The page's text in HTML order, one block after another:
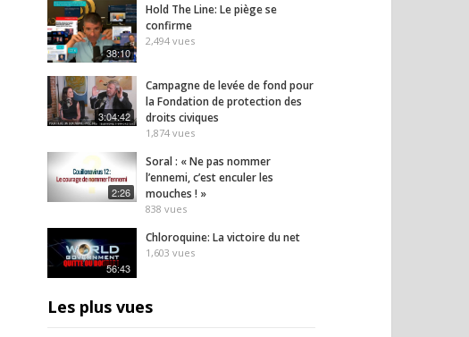
38:10
Hold The Line: Le piège se
confirme
2,494 vues
3:04:42
Campagne de levée de fond pour
la Fondation de protection des
droits civiques
1,874 vues
2:26
Soral : « Ne pas nommer
l’ennemi, c’est enculer les
mouches ! »
838 vues
56:43
Chloroquine: La victoire du net
1,603 vues
Les plus vues